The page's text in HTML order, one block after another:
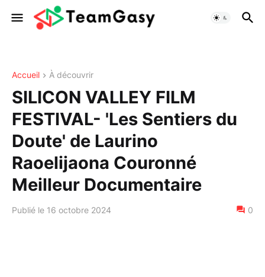
Accueil À découvrir
SILICON VALLEY FILM
FESTIVAL- 'Les Sentiers du
Doute' de Laurino
Raoelijaona Couronné
Meilleur Documentaire
Publié le 16 octobre 2024 0